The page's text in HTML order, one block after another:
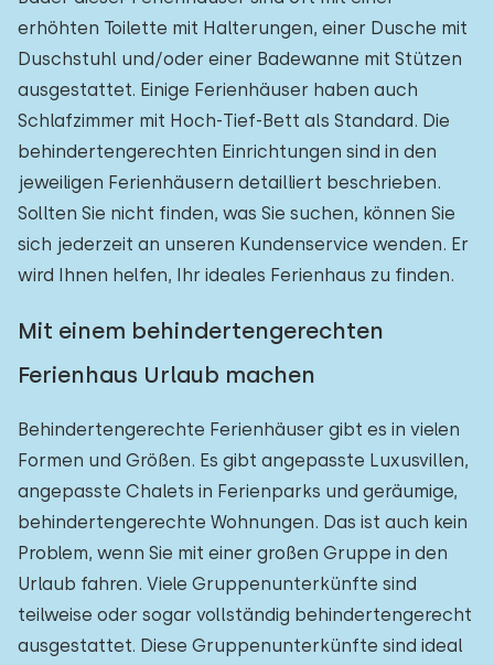
erhöhten Toilette mit Halterungen, einer Dusche mit
Duschstuhl und/oder einer Badewanne mit Stützen
ausgestattet. Einige Ferienhäuser haben auch
Schlafzimmer mit Hoch-Tief-Bett als Standard. Die
behindertengerechten Einrichtungen sind in den
jeweiligen Ferienhäusern detailliert beschrieben.
Sollten Sie nicht finden, was Sie suchen, können Sie
sich jederzeit an unseren Kundenservice wenden. Er
wird Ihnen helfen, Ihr ideales Ferienhaus zu finden.
Mit einem behindertengerechten
Ferienhaus Urlaub machen
Behindertengerechte Ferienhäuser gibt es in vielen
Formen und Größen. Es gibt angepasste Luxusvillen,
angepasste Chalets in Ferienparks und geräumige,
behindertengerechte Wohnungen. Das ist auch kein
Problem, wenn Sie mit einer großen Gruppe in den
Urlaub fahren. Viele Gruppenunterkünfte sind
teilweise oder sogar vollständig behindertengerecht
ausgestattet. Diese Gruppenunterkünfte sind ideal